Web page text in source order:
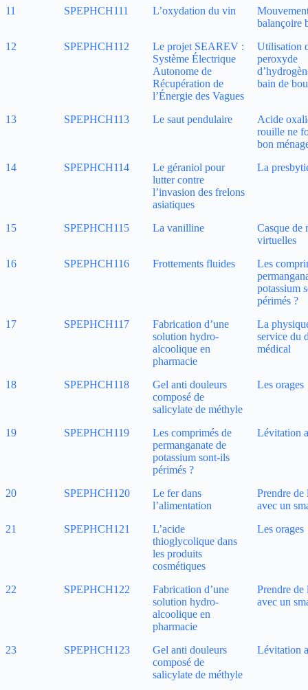
11
SPEPHCH111 L’oxydation du vin
balançoire
12
SPEPHCH112
Le projet SEAREV :
Système Électrique
Autonome de
Récupération de
l’Énergie des Vagues
Utilisation
peroxyde
bain de
13 SPEPHCH113 Le saut pendulaire
Acide
rouille ne
bon
14
SPEPHCH114
Le géraniol pour
lutter contre
l’invasion des frelons
asiatiques
La
15 SPEPHCH115 La vanilline
Casque de
virtuelles
16
SPEPHCH116 Frottements fluides
Les
potassium
périmés ?
17
SPEPHCH117
Fabrication d’une
solution hydro-
alcoolique en
pharmacie
La
service du
médical
18 SPEPHCH118
Gel anti douleurs
composé de
salicylate de méthyle
Les orages
19 SPEPHCH119
Les comprimés de
permanganate de
potassium sont-ils
périmés ?
Lévitation
20 SPEPHCH120
Le fer dans
l’alimentation
Prendre de
avec un
21
SPEPHCH121
L’acide
thioglycolique dans
les produits
cosmétiques
Les orages
22 SPEPHCH122
Fabrication d’une
solution hydro-
alcoolique en
pharmacie
Prendre de
avec un
23 SPEPHCH123
Gel anti douleurs
composé de
salicylate de méthyle
Lévitation